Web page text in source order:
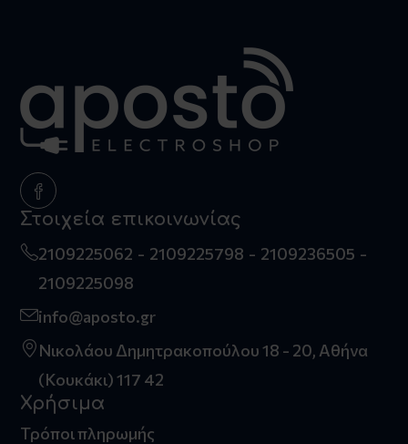
Στοιχεία επικοινωνίας
2109225062 2109225798
2109236505
2109225098
info@aposto.gr
Νικολάου Δημητρακοπούλου 18 - 20, Αθήνα
(Κουκάκι) 117 42
Χρήσιμα
Τρόποι πληρωμής